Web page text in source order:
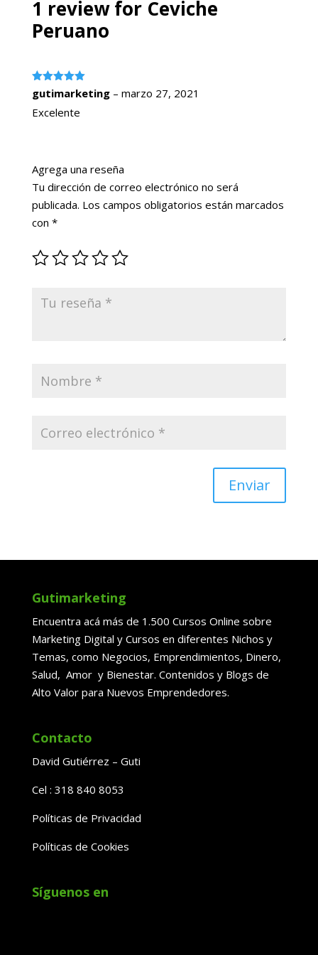
1 review for Ceviche
Peruano
Valorado
con5de 5
gutimarketing – marzo 27, 2021
Excelente
Agrega una reseña
Tu dirección de correo electrónico no será
publicada. Los campos obligatorios están marcados
con *
Enviar
Gutimarketing
Encuentra acá más de 1.500 Cursos Online sobre
Marketing Digital y Cursos en diferentes Nichos y
Temas, como Negocios, Emprendimientos, Dinero,
Salud, Amor y Bienestar. Contenidos y Blogs de
Alto Valor para Nuevos Emprendedores.
Contacto
David Gutiérrez – Guti
Cel : 318 840 8053
Políticas de Privacidad
Políticas de Cookies
Síguenos en